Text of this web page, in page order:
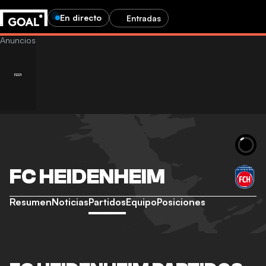
En directo Entradas
FC HEIDENHEIM
ResumenNoticiasPartidosEquipoPosiciones